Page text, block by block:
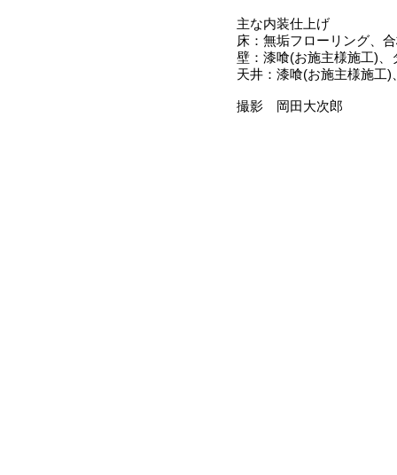
主な内装仕上げ
床：無垢フローリング、
壁：漆喰(お施主様施工)
天井：漆喰(お施主様施工)
撮影 岡田大次郎